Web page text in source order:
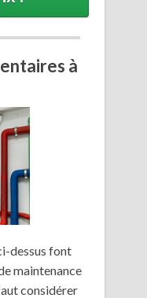
à
dessus font
maintenance
considérer